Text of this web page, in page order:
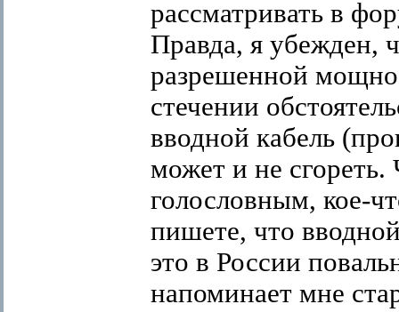
рассматривать в
Правда, я убежден,
разрешенной
стечении
вводной кабель
может и не
голословным, кое-
пишете, что
это в России
напоминает мне